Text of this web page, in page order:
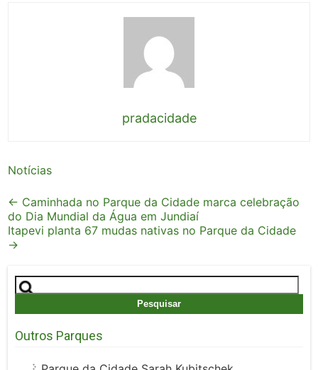
pradacidade
Notícias
Post
navigation
← Caminhada no Parque da Cidade marca celebração
do Dia Mundial da Água em Jundiaí
Itapevi planta 67 mudas nativas no Parque da Cidade
→
Pesquisar
por:
Outros Parques